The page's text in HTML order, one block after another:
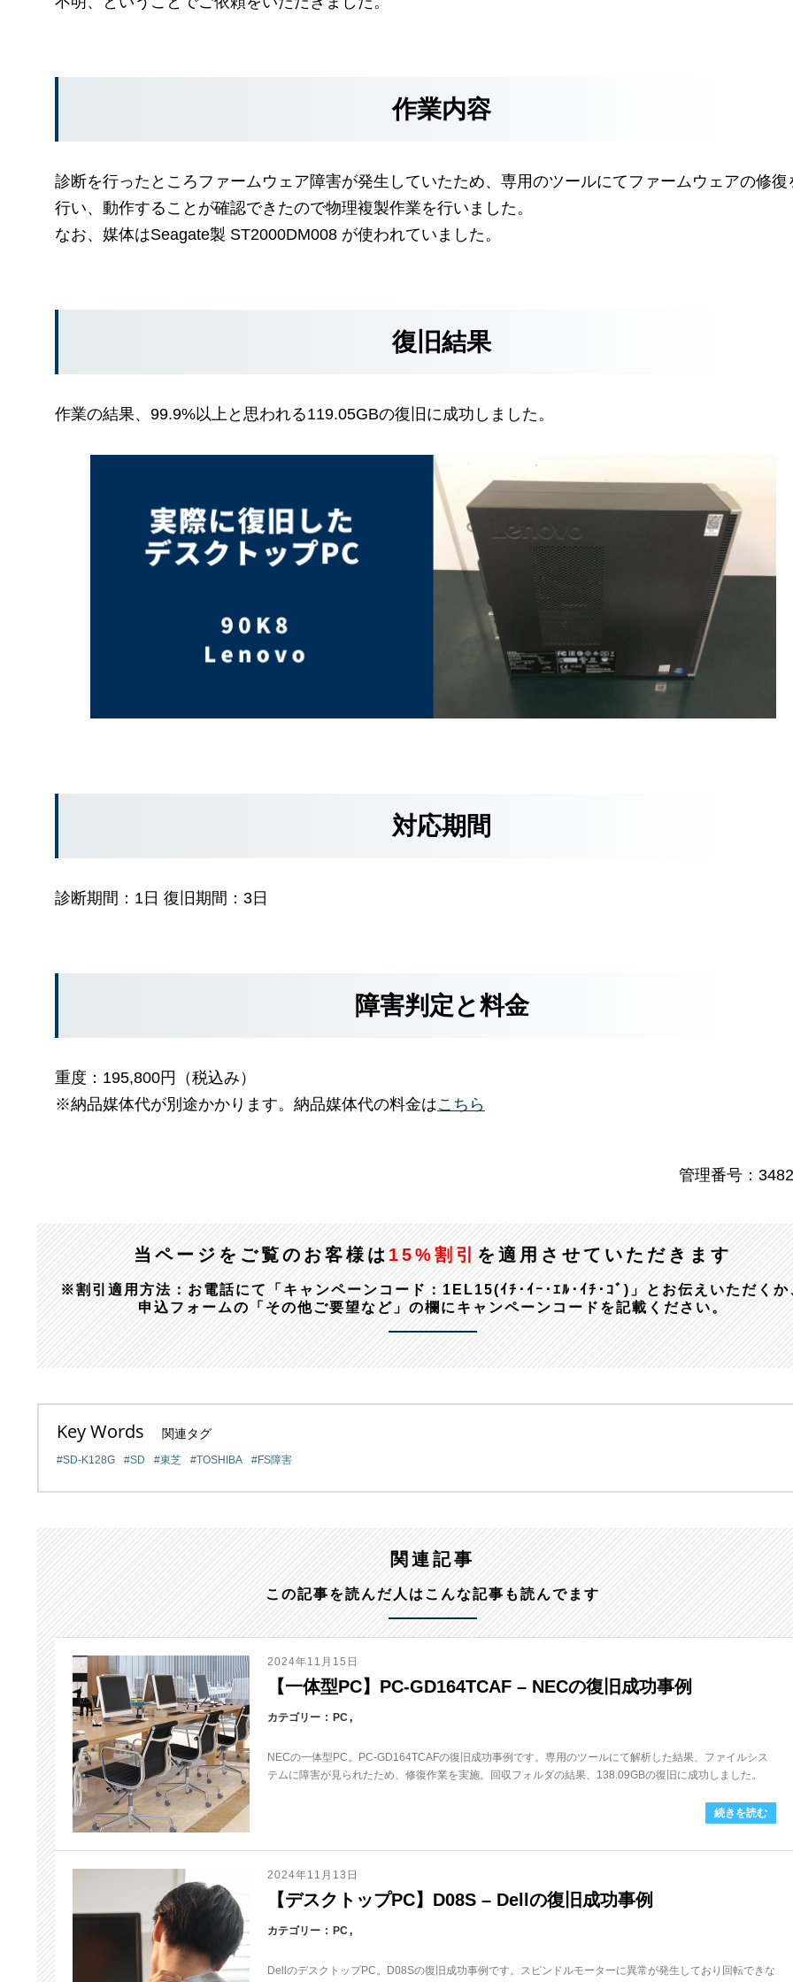
作業内容
診断を行ったところファームウェア障害が発生していたため、専用のツールにてファームウェアの修復
行い、動作することが確認できたので物理複製作業を行いました。
なお、媒体はSeagate製 ST2000DM008 が使われていました。
復旧結果
作業の結果、99.9%以上と思われる119.05GBの復旧に成功しました。
対応期間
診断期間：1日 復旧期間：3日
障害判定と料金
重度：195,800円（税込み）
※納品媒体代が別途かかります。納品媒体代の料金はこちら
管理番号：
当ページをご覧のお客様は 15%割引 を適用させていただきます
※割引適用方法：お電話にて「キャンペーンコード：1EL15(ｲﾁ･ｲｰ･ｴﾙ･ｲﾁ･ｺﾞ)」とお伝えいただくか
申込フォームの「その他ご要望など」の欄にキャンペーンコードを記載ください。
Key Words 関連タグ
SD-K128G SD 東芝 TOSHIBA FS障害
関連記事
この記事を読んだ人はこんな記事も読んでます
2024年11月15日
【一体型PC】PC-GD164TCAF – NECの復旧成功事例
カテゴリー PC
NECの一体型PC。PC-GD164TCAFの復旧成功事例です。専用のツールにて解析した結果、ファイルシス
テムに障害が見られたため、修復作業を実施。回収フォルダの結果、138.09GBの復旧に成功しました。
続きを読む
2024年11月13日
【デスクトップPC】D08S – Dellの復旧成功事例
カテゴリー PC
DellのデスクトップPC。D08Sの復旧成功事例です。スピンドルモーターに異常が発生しており回転できな